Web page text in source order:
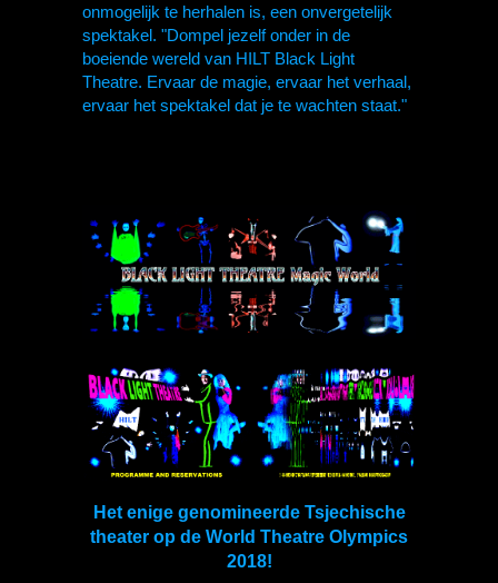
onmogelijk te herhalen is, een onvergetelijk
spektakel. "Dompel jezelf onder in de
boeiende wereld van HILT Black Light
Theatre. Ervaar de magie, ervaar het verhaal,
ervaar het spektakel dat je te wachten staat."
Het enige genomineerde Tsjechische
theater op de World Theatre Olympics
2018!